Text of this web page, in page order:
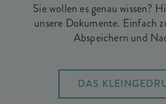
Sie wollen es genau wissen?
unsere Dokumente. Einfach
Abspeichern und
DAS